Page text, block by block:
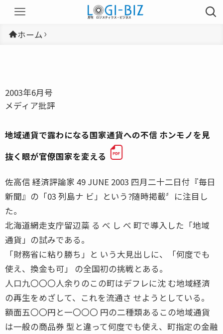
ホーム
2003年6月号
メディア批評
地域通貨で露わになる国家通貨への不信 ホンモノを見
抜く眼が官僚国家を変える
佐高信 経済評論家 49 JUNE 2003 四月二十二日付『毎日
新聞』の「03 列島ナ ビ」という?随時掲載〞に注目し
た。
北海道網走支庁留辺蘂 る べ し べ 町で導入した「地域
通貨」の試みである。
「財務省に粘り勝ち」と いう大見出しに、「何度でも
使え、換金も可」 の全国初の挑戦とある。
人口九〇〇〇人余りのこの町はデフレに沈 む地域経済
の再生をめざして、これを流通さ せようとしている。
額面五〇〇円と一〇〇〇 円の二種類あるこの地域通貨
は一般の商品券 型と違って何度でも使え、町指定の金融